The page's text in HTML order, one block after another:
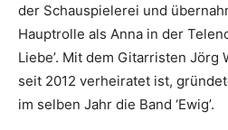
der Schauspielerei und
Hauptrolle als Anna in der
Liebe’. Mit dem Gitarristen Jörg
seit 2012 verheiratet ist,
im selben Jahr die Band ‘Ewig’.